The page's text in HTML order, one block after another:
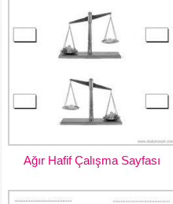
Ağır Hafif Çalışma Sayfası